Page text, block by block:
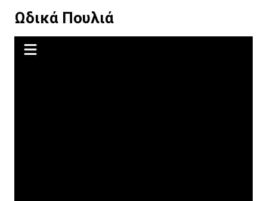
περιεχόμενο
Ωδικά Πουλιά